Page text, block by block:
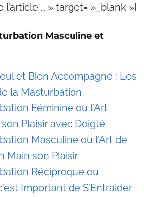
l’article … » target= »_blank »]
Masculine et
et Bien Accompagné : Les
la Masturbation
Féminine ou l’Art
son Plaisir avec Doigté
Masculine ou l’Art de
Main son Plaisir
Réciproque ou
Important de S’Entraider